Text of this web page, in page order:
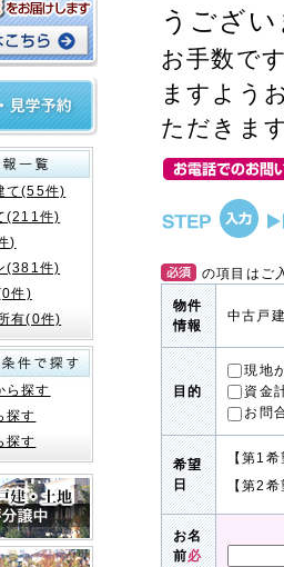
うござ
お手数で
ますよう
ただきま
の項目はご
物件
情報
中古戸
目的
現地
資金
お問
希望
日
【第1
【第2
お名
前必
て(55件)
(211件)
)
(381件)
件)
有(0件)
ら探す
探す
探す